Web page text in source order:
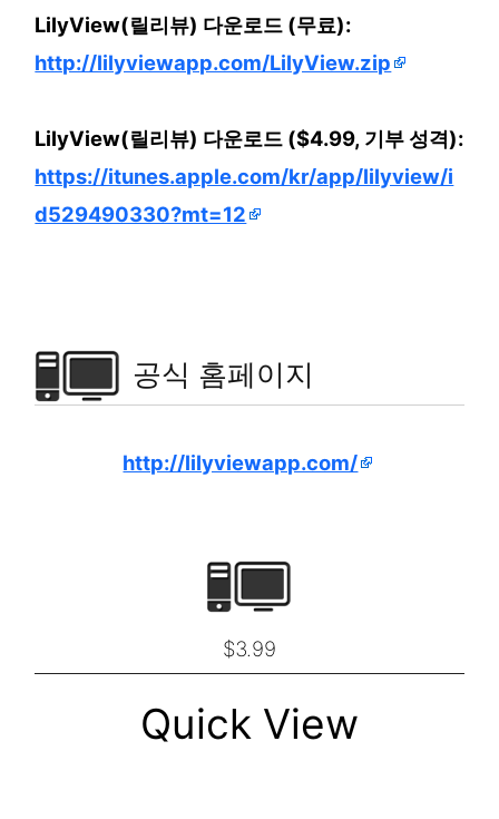
LilyView(릴리뷰) 다운로드 (무료):
http://lilyviewapp.com/LilyView.zip
LilyView(릴리뷰) 다운로드 ($4.99, 기부 성격):
https://itunes.apple.com/kr/app/lilyview/i
d529490330?mt=12
공식 홈페이지
http://lilyviewapp.com/
$3.99
Quick View